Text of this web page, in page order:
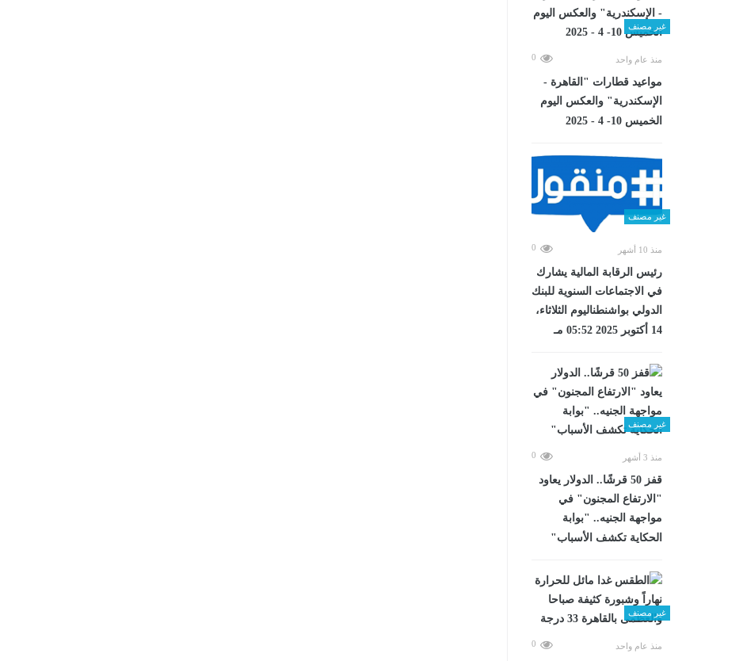
غير مصنف
منذ عام واحد 0
مواعيد قطارات "القاهرة -
الإسكندرية" والعكس اليوم
الخميس 10- 4 - 2025
غير مصنف
منذ 10 أشهر 0
رئيس الرقابة المالية يشارك
في الاجتماعات السنوية للبنك
الدولي بواشنطناليوم الثلاثاء،
14 أكتوبر 2025 05:52 مـ
غير مصنف
منذ 3 أشهر 0
قفز 50 قرشًا.. الدولار يعاود
"الارتفاع المجنون" في
مواجهة الجنيه.. "بوابة
الحكاية تكشف الأسباب"
غير مصنف
منذ عام واحد 0